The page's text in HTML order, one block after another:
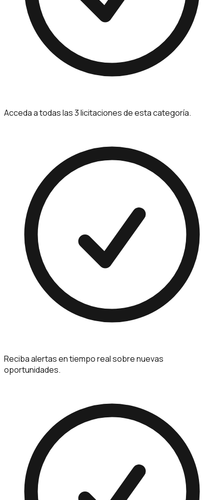
Acceda a todas las 3 licitaciones de esta categoría.
Reciba alertas en tiempo real sobre nuevas
oportunidades.